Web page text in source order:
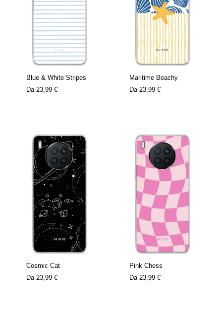
Blue & White Stripes
Da 23,99 €
Maritime Beachy
Da 23,99 €
Cosmic Cat
Da 23,99 €
Pink Chess
Da 23,99 €